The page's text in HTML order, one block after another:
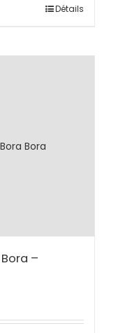
Détails
–